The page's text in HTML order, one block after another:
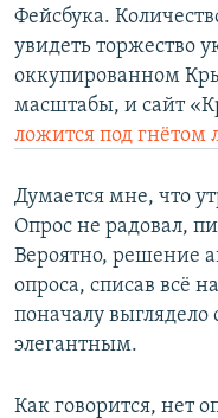
Фейсбука.
увидеть торжество
оккупированном
масштабы, и сайт
ложится под гнётом
Думается мне, что
Опрос не радовал,
Вероятно, решение
опроса, списав всё
поначалу
элегантным.
Как говорится, нет